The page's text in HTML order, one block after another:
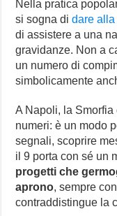
Nella pratica
si sogna didare
di assistere a una
gravidanze. Non a
un numero di
simbolicamente
A Napoli, la
numeri: è un modo
segnali, scoprire
il 9 porta con sé un
progetti che
aprono, sempre
contraddistingue la